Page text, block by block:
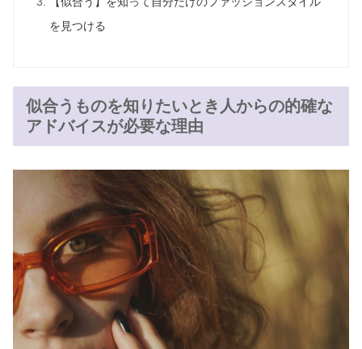
を見つける
似合うものを知りたいとき人からの的確な
アドバイスが必要な理由